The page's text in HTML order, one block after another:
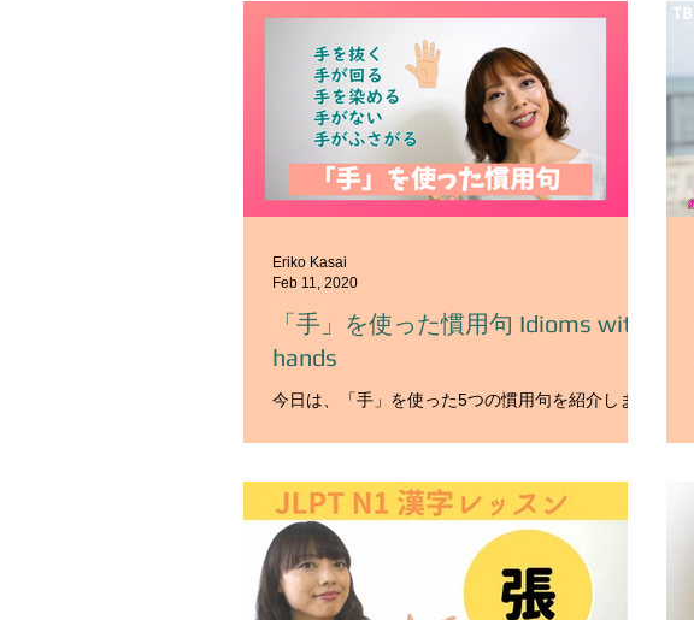
み物の味を表すとき、 ものごとの状態を表すとき
「手」を使った慣用句 Idioms with
hands
今日は、「手」を使った5つの慣用句を紹介しま
きましょう。 「手を抜く」 意味は、 １．するべ
きことを全部しない。 ２．仕事などを真面目に
Eriko Kasai
Feb 11, 2020